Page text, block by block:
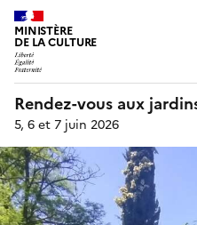
MINISTÈRE
DE LA CULTURE
Rendez-vous aux
5, 6 et 7 juin 2026